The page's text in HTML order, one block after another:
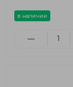
в наличии